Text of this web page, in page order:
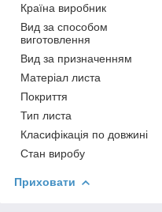
Країна виробник
Вид за способом
виготовлення
Вид за призначенням
Матеріал листа
Покриття
Тип листа
Класифікація по довжині
Стан виробу
Приховати